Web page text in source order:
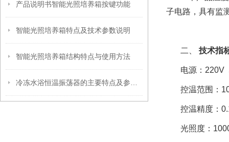
产品说明书智能光照培养箱按键功能
智能光照培养箱特点及技术参数说明
智能光照培养箱结构特点与使用方法
子电路，具有监
二、 技术指
电源： 220V
控温范围：
控温精度：
光照度：